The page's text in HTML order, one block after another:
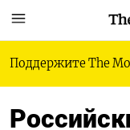
Поддержите The